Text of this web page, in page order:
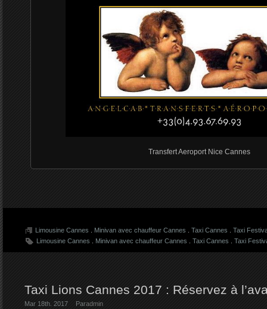
Transfert Aeroport Nice Cannes
Limousine Cannes . Minivan avec chauffeur Cannes . Taxi Cannes . Taxi
Limousine Cannes . Minivan avec chauffeur Cannes . Taxi Cannes . Taxi
Taxi Lions Cannes 2017 : Réservez à
Mar 18th. 2017 Paradmin